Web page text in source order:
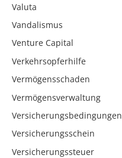
Valuta
Vandalismus
Venture Capital
Verkehrsopferhilfe
Vermögensschaden
Vermögensverwaltung
Versicherungsbedingungen
Versicherungsschein
Versicherungssteuer